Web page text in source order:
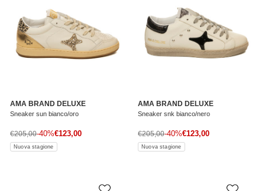
AMA BRAND DELUXE
Sneaker sun bianco/oro
Prezzo di vendita
€123,00
Prezzo normale
€205,00-40%
Nuova stagione
AMA BRAND DELUXE
Sneaker snk bianco/nero
Prezzo di vendita
€123,00
Prezzo normale
€205,00-40%
Nuova stagione